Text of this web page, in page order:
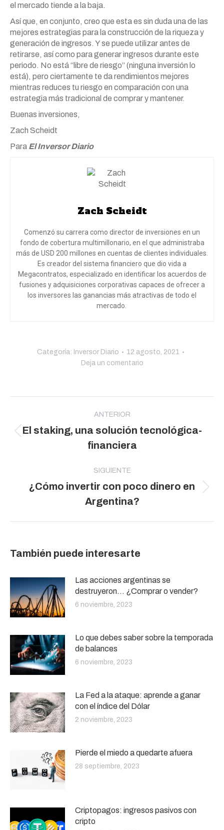
el mercado tiende a la baja.
Así que, en conjunto, creo que esta es sin duda una de las
mejores estrategias para la construcción de la riqueza y
generación de ingresos. Y se puede utilizar antes de
retirarse, así como para generar ingresos durante este
periodo. No está “libre de riesgo” (ninguna inversión lo
está), pero ciertamente te da rendimientos mejores
mientras reduces tu riesgo en comparación con una
estrategia más tradicional de comprar y mantener.
Buenas inversiones,
Zach Scheidt
Para El Inversor Diario
Zach Scheidt
Comenzó su carrera como director de inversiones en un
fondo de cobertura multimillonario, en el que administraba
más de USD 200 millones en cuentas de clientes individuales.
Es creador del sistema financiero que dio vida a
Megacontratos, especializado en identificar los acuerdos de
fusiones y adquisiciones corporativas capaces de ofrecer a
los inversores las ganancias más atractivas de todo el
mercado.
Categoría: Inversor Diario
12 agosto, 2021
Deja un comentario
publicaciones
ANTERIOR
Publicación
anterior:
El staking, una solución tecnológica-
financiera
SIGUIENTE
Publicación
siguiente:
¿Cómo invertir con poco dinero en
Argentina?
También puede interesarte
Las acciones argentinas se
destruyeron… ¿Comprar o vender?
6 noviembre, 2023
Lo que debes saber sobre la temporada
de balances
6 noviembre, 2023
La Fed a la ataque: aprende a ganar
con el índice del Dólar
2 noviembre, 2023
Pierde el miedo a quedarte afuera
28 septiembre, 2023
Criptopagos: ingresos pasivos con
cripto